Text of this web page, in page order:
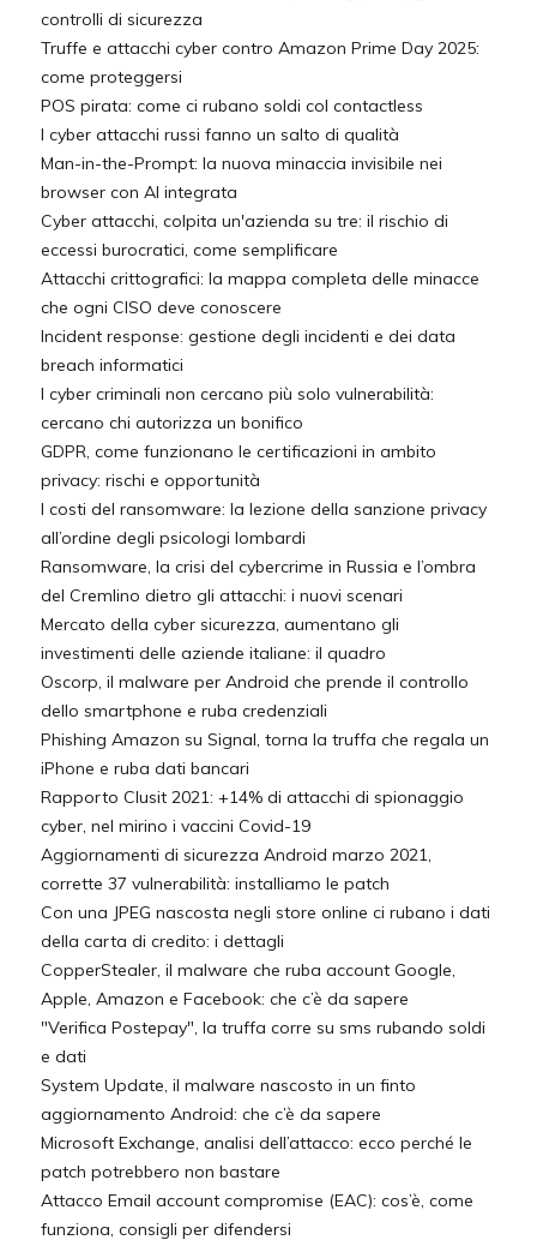
controlli di sicurezza
Truffe e attacchi cyber contro Amazon Prime Day 2025:
come proteggersi
POS pirata: come ci rubano soldi col contactless
I cyber attacchi russi fanno un salto di qualità
Man-in-the-Prompt: la nuova minaccia invisibile nei
browser con AI integrata
Cyber attacchi, colpita un'azienda su tre: il rischio di
eccessi burocratici, come semplificare
Attacchi crittografici: la mappa completa delle minacce
che ogni CISO deve conoscere
Incident response: gestione degli incidenti e dei data
breach informatici
I cyber criminali non cercano più solo vulnerabilità:
cercano chi autorizza un bonifico
GDPR, come funzionano le certificazioni in ambito
privacy: rischi e opportunità
I costi del ransomware: la lezione della sanzione privacy
all’ordine degli psicologi lombardi
Ransomware, la crisi del cybercrime in Russia e l’ombra
del Cremlino dietro gli attacchi: i nuovi scenari
Mercato della cyber sicurezza, aumentano gli
investimenti delle aziende italiane: il quadro
Oscorp, il malware per Android che prende il controllo
dello smartphone e ruba credenziali
Phishing Amazon su Signal, torna la truffa che regala un
iPhone e ruba dati bancari
Rapporto Clusit 2021: +14% di attacchi di spionaggio
cyber, nel mirino i vaccini Covid-19
Aggiornamenti di sicurezza Android marzo 2021,
corrette 37 vulnerabilità: installiamo le patch
Con una JPEG nascosta negli store online ci rubano i dati
della carta di credito: i dettagli
CopperStealer, il malware che ruba account Google,
Apple, Amazon e Facebook: che c’è da sapere
"Verifica Postepay", la truffa corre su sms rubando soldi
e dati
System Update, il malware nascosto in un finto
aggiornamento Android: che c’è da sapere
Microsoft Exchange, analisi dell’attacco: ecco perché le
patch potrebbero non bastare
Attacco Email account compromise (EAC): cos’è, come
funziona, consigli per difendersi